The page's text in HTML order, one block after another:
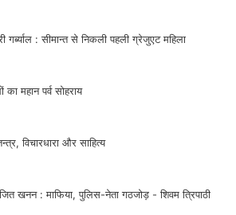
गर्ब्याल : सीमान्त से निकली पहली ग्रेजुएट महिला
का महान पर्व सोहराय
विचारधारा और साहित्य
खनन : माफिया, पुलिस-नेता गठजोड़ - शिवम त्रिपाठी